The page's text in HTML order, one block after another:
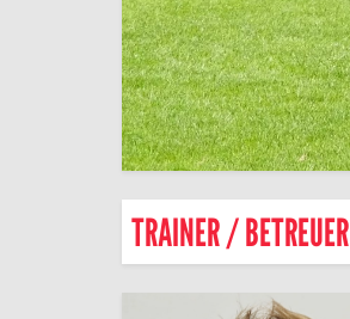
TRAINER / BETREUER